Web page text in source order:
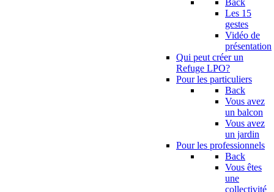
Back
Les 15
gestes
Vidéo de
présentation
Qui peut créer un
Refuge LPO?
Pour les particuliers
Back
Vous avez
un balcon
Vous avez
un jardin
Pour les professionnels
Back
Vous êtes
une
collectivité